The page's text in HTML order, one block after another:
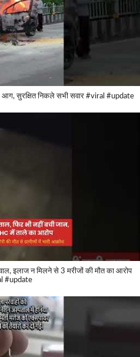
आग, सुरक्षित निकले सभी सवार #viral #update
इलाज न मिलने से 3 मरीजों की मौत का आरोप
#update